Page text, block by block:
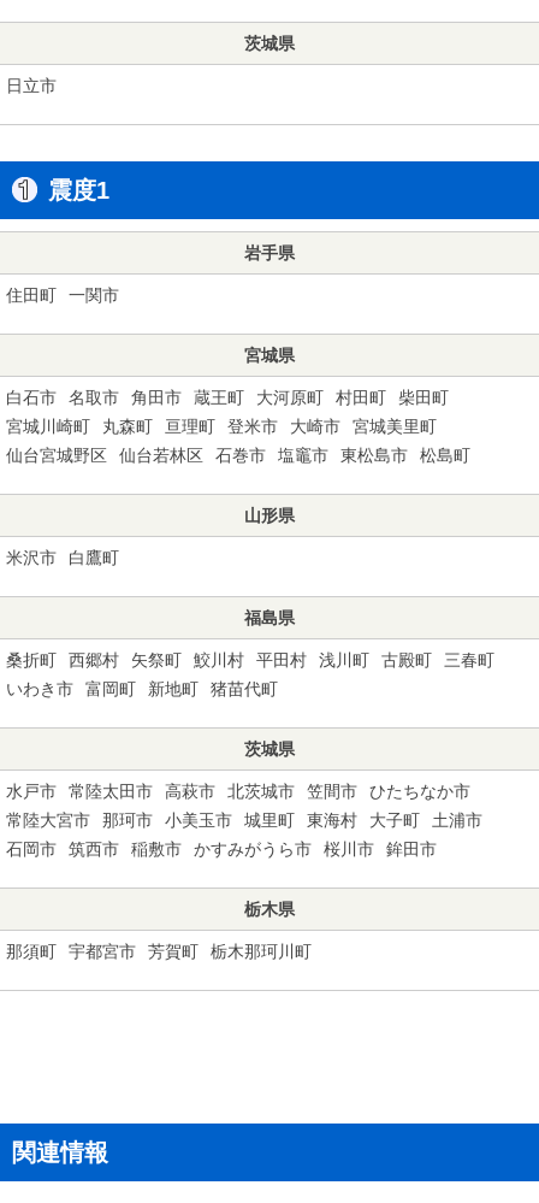
茨城県
日立市
震度1
岩手県
住田町 一関市
宮城県
白石市 名取市 角田市 蔵王町 大河原町 村田町
柴田町
宮城川崎町
丸森町 亘理町 登米市 大崎市
宮城美里町
仙台宮城野区
仙台若林区 石巻市 塩竈市 東松島市 松島町
山形県
米沢市 白鷹町
福島県
桑折町 西郷村 矢祭町 鮫川村 平田村 浅川町 古殿町
三春町
いわき市
富岡町 新地町 猪苗代町
茨城県
水戸市 常陸太田市 高萩市 北茨城市 笠間市
ひたちなか市
常陸大宮市
那珂市 小美玉市 城里町 東海村 大子町
土浦市
石岡市
筑西市 稲敷市 かすみがうら市 桜川市 鉾田市
栃木県
那須町 宇都宮市 芳賀町 栃木那珂川町
関連情報